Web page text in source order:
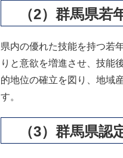
（2）群馬県若
県内の優れた技能を持つ若
りと意欲を増進させ、技能
的地位の確立を図り、地域
す。
（3）群馬県